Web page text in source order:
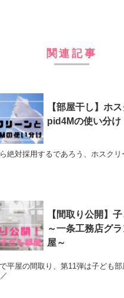
関連記事
【部屋干し】ホ
pid4Mの使い分け
絶対採用するであろう、ホスク
【間取り公開】
～一条工務店グ
屋～
平屋の間取り、第11弾は子ども